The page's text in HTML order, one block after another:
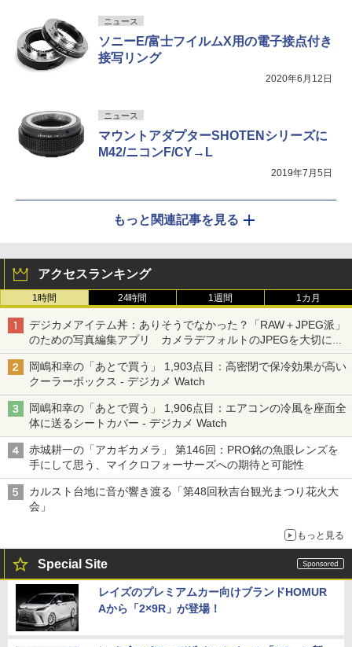
ニュース
ソニーE/富士フイルムX用の電子接点付き
接写リング
2020年6月12日
ニュース
マウントアダプターSHOTENシリーズに
M42/ニコンF/CY→L
2019年7月5日
もっと関連記事を見る
アクセスランキング
1時間 24時間 1週間 1カ月
デジカメアイテム丼：ありそうでなかった？「RAW＋JPEG派」
のための写真編集アプリ カメラデフォルトのJPEGを大切にす
る「Filmator」
岡嶋和幸の「あとで買う」 1,903点目：高密閉で保冷効果が高い
クーラーボックス - デジカメ Watch
岡嶋和幸の「あとで買う」 1,906点目：エアコンの冷風を座面全
体に送るシートカバー - デジカメ Watch
赤城耕一の「アカギカメラ」 第146回：PRO銘の魚眼レンズを
手にして思う、マイクロフォーサーズへの期待と可能性
カルスト台地に音が響き渡る「第48回秋吉台観光まつり花火大
会」
もっと見る
Special Site
レイズのプレミアムカー向けブランドHOMUR
Aから「2×9R」が登場！